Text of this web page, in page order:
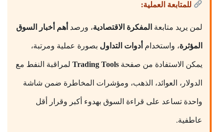
للمتابعة العملية:
لمن يريد متابعة المفكرة الاقتصادية، ورصد أهم أخبار السوق
المؤثرة، واستخدام أدوات التداول بصورة عملية ومرتبة،
يمكن الاستفادة من صفحة Trading Tools لمراقبة النفط مع
الدولار، العوائد، الذهب، ومؤشرات المخاطرة ضمن شاشة
واحدة تساعد على قراءة السوق بهدوء أكبر وقرار أقل
عاطفية.